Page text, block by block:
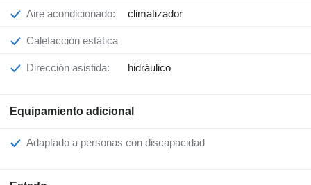
Aire acondicionado: climatizador
Calefacción estática
Dirección asistida: hidráulico
Equipamiento adicional
Adaptado a personas con discapacidad